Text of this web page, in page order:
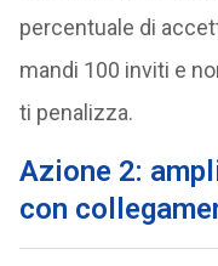
percentuale di
mandi 100 inviti e
ti penalizza.
Azione 2:
con